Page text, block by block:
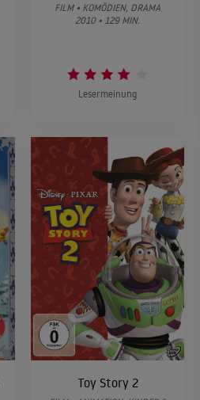
FILM • KOMÖDIEN, DRAMA
2010 • 129 MIN.
Lesermeinung
Toy Story 2